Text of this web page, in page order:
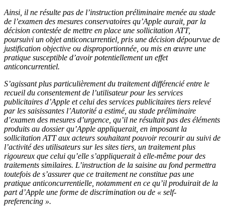
Ainsi, il ne résulte pas de l’instruction préliminaire menée au stade
de l’examen des mesures conservatoires qu’Apple aurait, par la
décision contestée de mettre en place une sollicitation ATT,
poursuivi un objet anticoncurrentiel, pris une décision dépourvue de
justification objective ou disproportionnée, ou mis en œuvre une
pratique susceptible d’avoir potentiellement un effet
anticoncurrentiel.
S’agissant plus particulièrement du traitement différencié entre le
recueil du consentement de l’utilisateur pour les services
publicitaires d’Apple et celui des services publicitaires tiers relevé
par les saisissantes l’Autorité a estimé, au stade préliminaire
d’examen des mesures d’urgence, qu’il ne résultait pas des éléments
produits au dossier qu’Apple appliquerait, en imposant la
sollicitation ATT aux acteurs souhaitant pouvoir recourir au suivi de
l’activité des utilisateurs sur les sites tiers, un traitement plus
rigoureux que celui qu’elle s’appliquerait à elle-même pour des
traitements similaires. L’instruction de la saisine au fond permettra
toutefois de s’assurer que ce traitement ne constitue pas une
pratique anticoncurrentielle, notamment en ce qu’il produirait de la
part d’Apple une forme de discrimination ou de « self-
preferencing ».